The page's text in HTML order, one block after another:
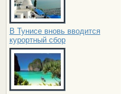
В Тунисе вновь вводится
курортный сбор